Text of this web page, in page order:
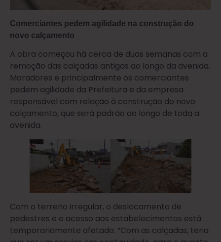
Comerciantes pedem agilidade na construção do
novo calçamento
A obra começou há cerca de duas semanas com a
remoção das calçadas antigas ao longo da avenida.
Moradores e principalmente os comerciantes
pedem agilidade da Prefeitura e da empresa
responsável com relação à construção do novo
calçamento, que será padrão ao longo de toda a
avenida.
Com o terreno irregular, o deslocamento de
pedestres e o acesso aos estabelecimentos está
temporariamente afetado. “Com as calçadas, teria